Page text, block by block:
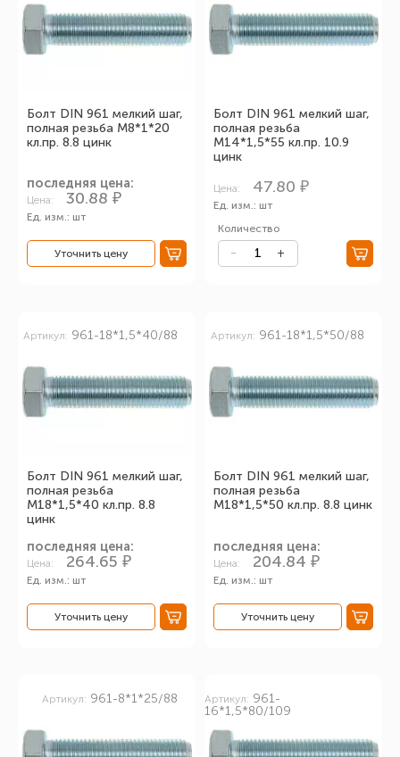
Болт DIN 961 мелкий шаг,
полная резьба М8*1*20
кл.пр. 8.8 цинк
последняя цена:
Цена: 30.88 ₽
Ед. изм.: шт
Уточнить цену
Болт DIN 961 мелкий шаг,
полная резьба
М14*1,5*55 кл.пр. 10.9
цинк
Цена: 47.80 ₽
Ед. изм.: шт
Количество
Болт DIN 961 мелкий шаг,
полная резьба
М18*1,5*40 кл.пр. 8.8
цинк
Артикул: 961-18*1,5*40/88
последняя цена:
Цена: 264.65 ₽
Ед. изм.: шт
Уточнить цену
Болт DIN 961 мелкий шаг,
полная резьба
М18*1,5*50 кл.пр. 8.8 цинк
Артикул: 961-18*1,5*50/88
последняя цена:
Цена: 204.84 ₽
Ед. изм.: шт
Уточнить цену
Артикул: 961-8*1*25/88 Артикул: 961-
16*1,5*80/109